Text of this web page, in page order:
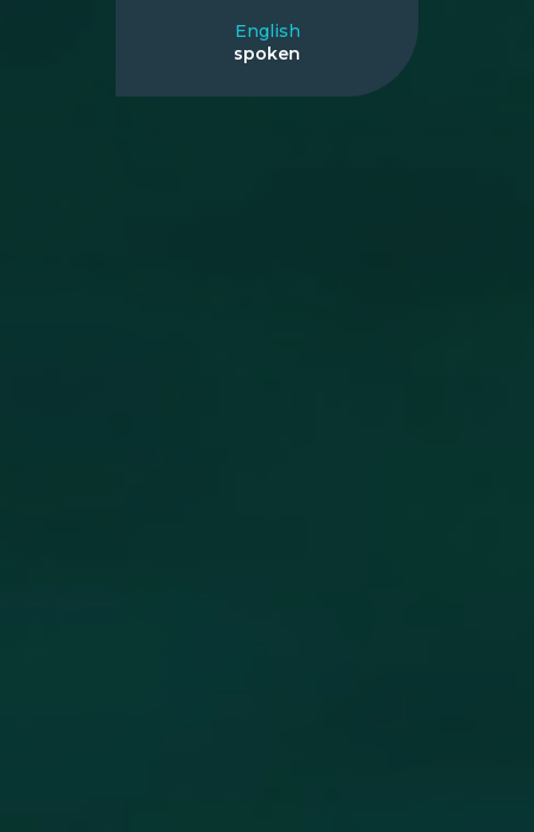
English
spoken